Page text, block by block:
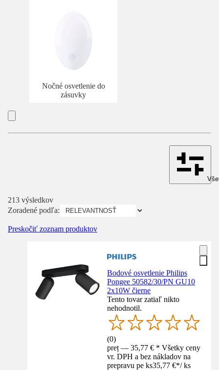
Nočné osvetlenie do
zásuvky
213 výsledkov
Zoradené podľa:
Preskočiť zoznam produktov
Bodové osvetlenie Philips
Pongee 50582/30/PN GU10
2x10W čierne
Tento tovar zatiaľ nikto
nehodnotil.
(0)
preț — 35,77 € * Všetky ceny
vr. DPH a bez nákladov na
prepravu pe ks35,77 €*/ ks